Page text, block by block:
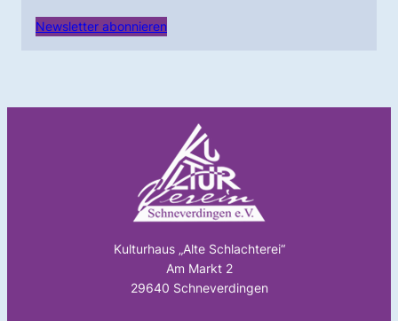
Newsletter abonnieren
Kulturhaus „Alte Schlachterei“
Am Markt 2
29640 Schneverdingen